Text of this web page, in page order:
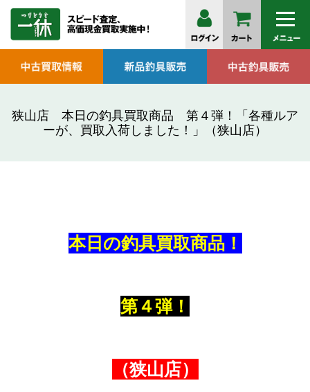
狭山店 本日の釣具買取商品 第４弾！「各種ルア
ーが、買取入荷しました！」（狭山店）
本日の釣具買取商品！
第４弾！
（狭山店）